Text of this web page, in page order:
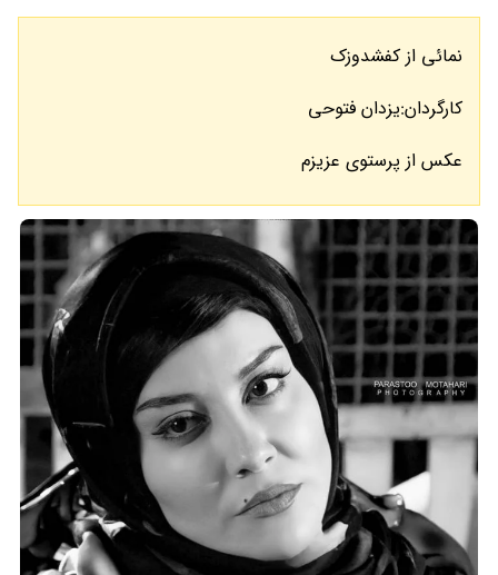
نمائی از کفشدوزک
کارگردان:یزدان فتوحی
عکس از پرستوی عزیزم